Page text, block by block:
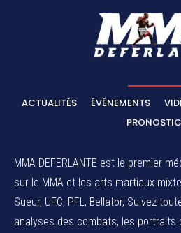
ACTUALITÉS ÉVÉNEMENTS
MMA DEFERLANTE est le premier
sur le MMA et les arts martiaux
Sueur, UFC, PFL, Bellator, Suivez
analyses des combats, les portraits